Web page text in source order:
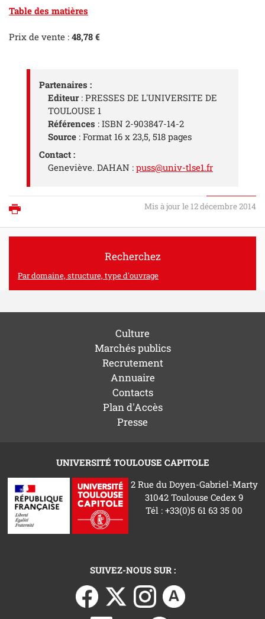
Table des matières
Prix de vente : 48,78 €
Partenaires :
Editeur: PRESSES DE L'UNIVERSITE DE
TOULOUSE 1
Références : ISBN 2-903847-14-2
Source : Format 16 x 23,5, 518 pages
Contact :
Geneviève. DAHAN : puss@univ-tlse1.fr
Mis à jour le 12 décembre 2014
Recherchez
Par domaine, structure, type d'ouvrage
Culture
Marchés publics
Recrutement
Annuaire
Contacts
Plan d'Accès
Presse
UNIVERSITÉ TOULOUSE CAPITOLE
2 Rue du Doyen-Gabriel-Marty
31042 Toulouse Cedex 9
Tél : +33(0)5 61 63 35 00
SUIVEZ-NOUS SUR :